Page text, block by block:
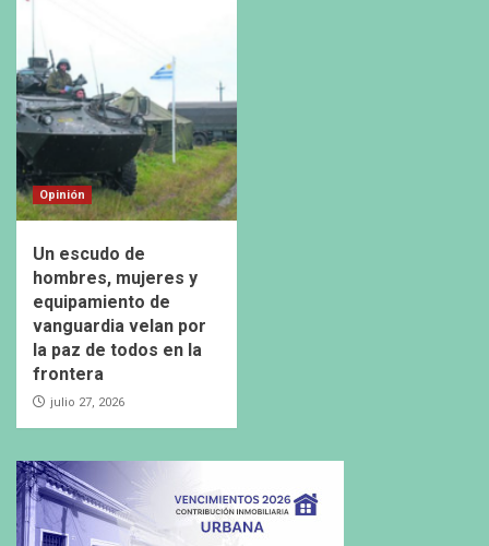
Opinión
Un escudo de
hombres, mujeres y
equipamiento de
vanguardia velan por
la paz de todos en la
frontera
julio 27, 2026